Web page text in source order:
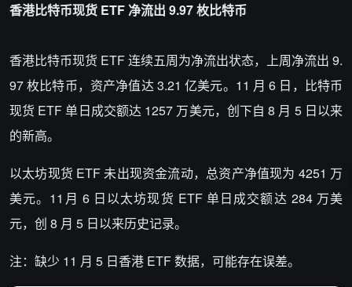
香港比特币现货 ETF 净流出 9.97 枚比特币
香港比特币现货 ETF 连续五周为净流出状态，上周净流出 9.
97 枚比特币，资产净值达 3.21 亿美元。11 月 6 日，比特币
现货 ETF 单日成交额达 1257 万美元，创下自 8 月 5 日以来
的新高。
以太坊现货 ETF 未出现资金流动，总资产净值现为 4251 万
美元。11月 6 日以太坊现货 ETF 单日成交额达 284 万美
元，创 8 月 5 日以来历史记录。
注：缺少 11 月 5 日香港 ETF 数据，可能存在误差。